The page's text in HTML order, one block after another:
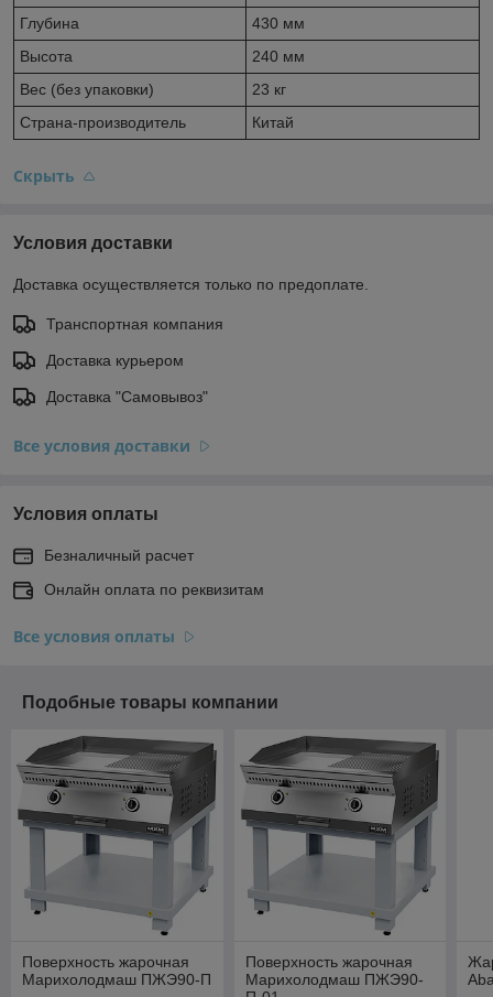
Глубина
430 мм
Высота
240 мм
Вес (без упаковки)
23 кг
Страна-производитель
Китай
Скрыть
Условия доставки
Доставка осуществляется только по предоплате.
Транспортная компания
Доставка курьером
Доставка "Самовывоз"
Все условия доставки
Условия оплаты
Безналичный расчет
Онлайн оплата по реквизитам
Все условия оплаты
Подобные товары компании
Поверхность жарочная
Марихолодмаш ПЖЭ90-П
Поверхность жарочная
Марихолодмаш ПЖЭ90-